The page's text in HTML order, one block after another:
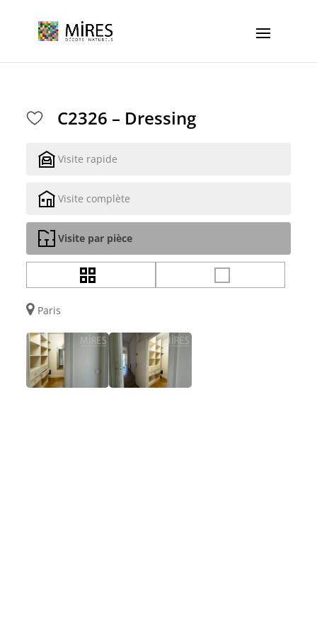
C2326 – Dressing
Visite rapide
Visite complète
Visite par pièce
Paris